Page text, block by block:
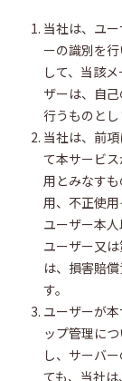
当社は、ユ
ーの識別を
して、当該
ザーは、自
行うものとし
当社は、前
て本サービ
用とみなす
用、不正使
ユーザー本
ユーザー又
は、損害賠
す。
ユーザーが
ップ管理に
し、サーバ
ても、当社